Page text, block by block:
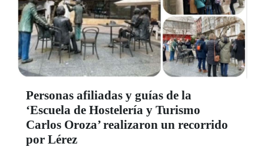
Personas afiliadas y guías de la
‘Escuela de Hostelería y Turismo
Carlos Oroza’ realizaron un recorrido
por Lérez